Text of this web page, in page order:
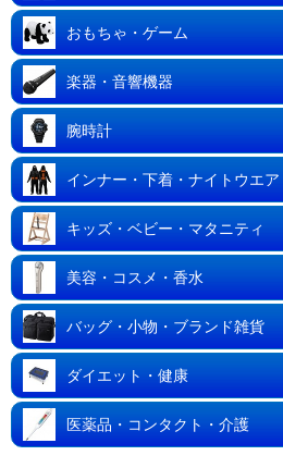
おもちゃ・ゲーム
楽器・音響機器
腕時計
インナー・下着・ナイトウエア
キッズ・ベビー・マタニティ
美容・コスメ・香水
バッグ・小物・ブランド雑貨
ダイエット・健康
医薬品・コンタクト・介護